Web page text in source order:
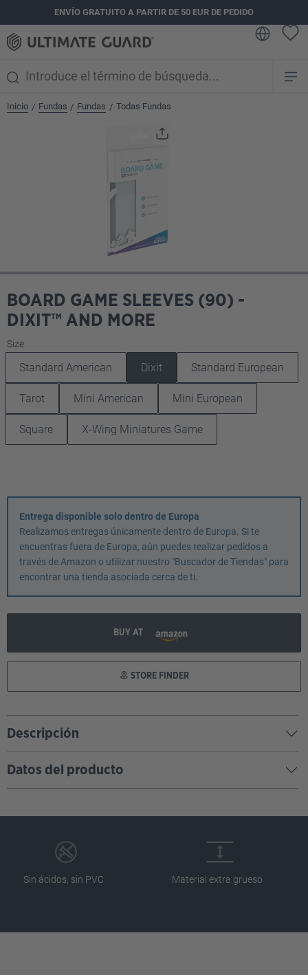
principalENVÍO GRATUITO A PARTIR DE 50 EUR DE PEDIDO
Inicio / Fundas / Fundas / Todas Fundas
BOARD GAME SLEEVES (90) -
DIXIT™ AND MORE
Seleccione
Size
Standard American Dixit Standard European
Tarot Mini American Mini European
Square X-Wing Miniatures Game
Entrega disponible solo dentro de Europa
Realizamos entregas únicamente dentro de Europa. Si te
encuentras fuera de Europa, aún puedes realizar pedidos a
través de Amazon o utilizar nuestro "Buscador de Tiendas" para
encontrar una tienda asociada cerca de ti.
BUY AT
STORE FINDER
Descripción
Datos del producto
Sin ácidos, sin PVC Material extra grueso